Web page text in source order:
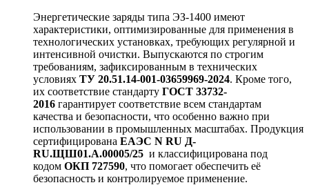
Энергетические заряды типа ЭЗ-1400 имеют
характеристики, оптимизированные для применения в
технологических установках, требующих регулярной и
интенсивной очистки. Выпускаются по строгим
требованиям, зафиксированным в технических
условиях ТУ 20.51.14-001-03659969-2024. Кроме того,
их соответствие стандарту ГОСТ 33732-
2016 гарантирует соответствие всем стандартам
качества и безопасности, что особенно важно при
использовании в промышленных масштабах. Продукция
сертифицирована ЕАЭС N RU Д-
RU.ЩШ01.А.00005/25 и классифицирована под
кодом ОКП 727590, что помогает обеспечить её
безопасность и контролируемое применение.